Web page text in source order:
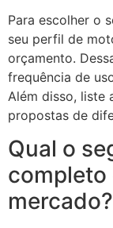
Para escolher o
seu perfil de
orçamento.
frequência de
Além disso, liste
propostas de
Qual o
completo
mercado?